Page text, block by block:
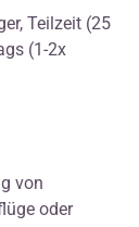
Teilzeit (25
(1-2x
von
oder